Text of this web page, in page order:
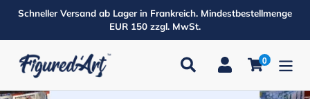
Schneller Versand ab Lager in Frankreich. Mindestbestellmenge
EUR 150 zzgl. MwSt.
Suchen Einloggen
0Produkte